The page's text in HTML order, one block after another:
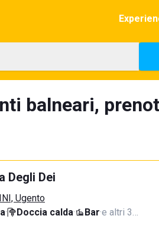
balneari,
Degli Dei
Ugento
· Doccia calda· Bar·e altri 3…